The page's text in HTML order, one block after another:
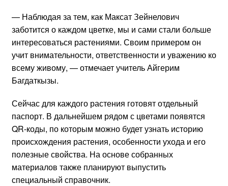
— Наблюдая за тем, как Максат Зейнелович
заботится о каждом цветке, мы и сами стали больше
интересоваться растениями. Своим примером он
учит внимательности, ответственности и уважению ко
всему живому, — отмечает учитель Айгерим
Багдаткызы.
Сейчас для каждого растения готовят отдельный
паспорт. В дальнейшем рядом с цветами появятся
QR-коды, по которым можно будет узнать историю
происхождения растения, особенности ухода и его
полезные свойства. На основе собранных
материалов также планируют выпустить
специальный справочник.